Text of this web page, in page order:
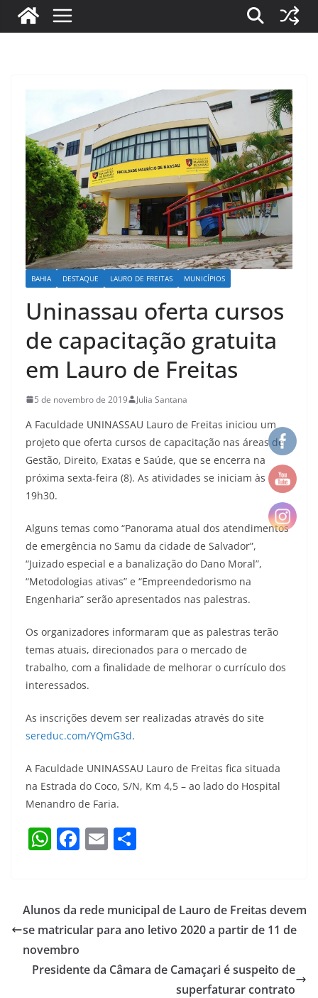
BAHIA DESTAQUE LAURO DE FREITAS MUNICÍPIOS
Uninassau oferta cursos
de capacitação gratuita
em Lauro de Freitas
5 de novembro de 2019 Julia Santana
A Faculdade UNINASSAU Lauro de Freitas iniciou um
projeto que oferta cursos de capacitação nas áreas de
Gestão, Direito, Exatas e Saúde, que se encerra na
próxima sexta-feira (8). As atividades se iniciam às
19h30.
Alguns temas como “Panorama atual dos atendimentos
de emergência no Samu da cidade de Salvador”,
“Juizado especial e a banalização do Dano Moral”,
“Metodologias ativas” e “Empreendedorismo na
Engenharia” serão apresentados nas palestras.
Os organizadores informaram que as palestras terão
temas atuais, direcionados para o mercado de
trabalho, com a finalidade de melhorar o currículo dos
interessados.
As inscrições devem ser realizadas através do site
sereduc.com/YQmG3d.
A Faculdade UNINASSAU Lauro de Freitas fica situada
na Estrada do Coco, S/N, Km 4,5 – ao lado do Hospital
Menandro de Faria.
W
s
A
p
p
F
e
b
o
E
l e
Alunos da rede municipal de Lauro de Freitas devem
se matricular para ano letivo 2020 a partir de 11 de
novembro
Presidente da Câmara de Camaçari é suspeito de
superfaturar contrato